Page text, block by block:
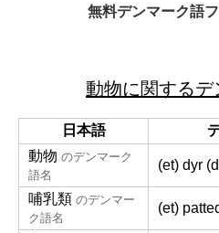
無料デンマーク語
動物に関する
日本語
動物 のデンマーク
語名
(et) dyr
哺乳類 のデンマー
ク語名
(et)